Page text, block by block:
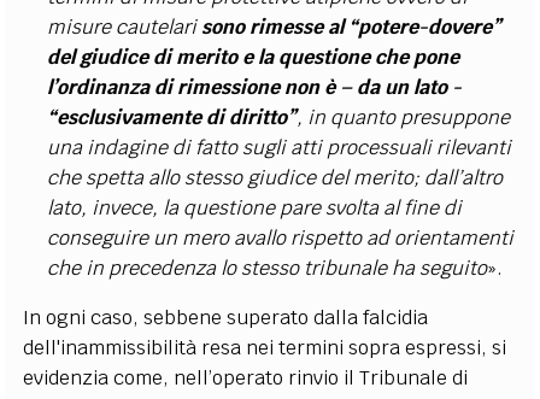
misure cautelarisono rimesse al “potere-dovere”
del giudice di merito e la questione che pone
l’ordinanza di rimessione non è – da un lato -
“esclusivamente di diritto”, in quanto presuppone
una indagine di fatto sugli atti processuali rilevanti
che spetta allo stesso giudice del merito; dall’altro
lato, invece, la questione pare svolta al fine di
conseguire un mero avallo rispetto ad orientamenti
che in precedenza lo stesso tribunale ha seguito».
In ogni caso, sebbene superato dalla falcidia
dell'inammissibilità resa nei termini sopra espressi, si
evidenzia come, nell’operato rinvio il Tribunale di